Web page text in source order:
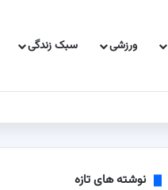
ورزشی سبک زندگی
نوشته های تازه